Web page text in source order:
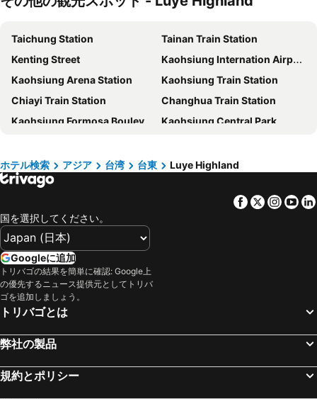
Fish Hotel Taitung
Taitung Rich Hotel
Kaishen Hotel
カイ シェン スターライト ホテル (凱旋星光酒店)
Kaishen Starlight Hotel
Traveller Inn Tiehua Cultural and Creative Hotel II
ナルワン イン (娜路彎會館)
フォルモサ ナルワン ギャラクシー ホテル台東 (娜路彎銀河酒店)
Seeing Inn
Uni Hotel
Apple Hotel
Angel Pension
ザ ガヤ ホテル
Yama Sweet Potato Garden
Hoya Resort Hotel Taitung
The Suites Taitung
Tai Yu Ju Bao Fang B&B
Utopia Hostel
Jinhue Hotel
台東 スプリング B&B (台東沐泉民宿)
Fuga Hotel
童畫民宿ㄧ寵物收費無電梯
Taichung Station
Tainan Train Station
Kenting Street
Kaohsiung Internation Airport
Kaohsiung Arena Station
Kaohsiung Train Station
Chiayi Train Station
Changhua Train Station
Kaohsiung Formosa Boulevard Station
Kaohsiung Central Park
Kaohsiung Zuoying High Speed Rail Station
Taichung High Speed Railway Station
Alishan National Scenic Area
Fengyuan
Kenting National Park
Tainan High Speed Rail Station
Bao'an Station
Taitung Train Station
Kaohsiung Dream Mall
蘭嶼空港
Chiayi High Speed Rail Station
ホテル検索 アジア 台湾 台東 Luye Highland
Facebook
Twitter
国を選択してください。
Googleに追加
トリバゴの結果を簡単に確認: Google上
の優先するニュース提供元としてトリバ
ゴを追加しましょう。
トリバゴとは
弊社の製品
規約とポリシー